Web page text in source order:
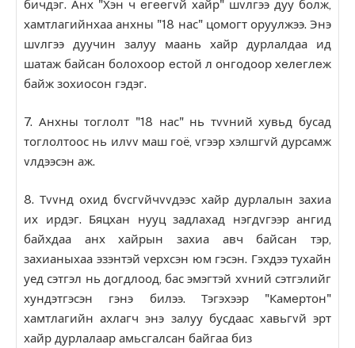
бичдэг. Анх "Хэн ч eгeeгvй хайр" шvлгээ дуу болж,
хамтлагийнхаа анхны "18 нас" цомогт оруулжээ. Энэ
шvлгээ дуучин залуу маань хайр дурлалдаа ид
шатаж байсан болохоор eстой л онгодоор хeлeглeж
байж зохиосон гэдэг.
7. Анхны тоглолт "18 нас" нь тvvний хувьд бусад
тоглолтоос нь илvv маш гоё, vгээр хэлшгvй дурсамж
vлдээсэн аж.
8. Тvvнд охид бvсгvйчvvдээс хайр дурлалын захиа
их ирдэг. Бяцхан нууц задлахад нэгдvгээр ангид
байхдаа анх хайрын захиа авч байсан тэр,
захианыхаа эзэнтэй vерхсэн юм гэсэн. Гэхдээ тухайн
уед сэтгэл нь догдлоод, бас эмэгтэй хvний сэтгэлийг
хундэтгэсэн гэнэ билээ. Тэгэхээр "Камeртон"
хамтлагийн ахлагч энэ залуу бусдаас хавьгvй эрт
хайр дурлалаар амьсгалсан байгаа биз